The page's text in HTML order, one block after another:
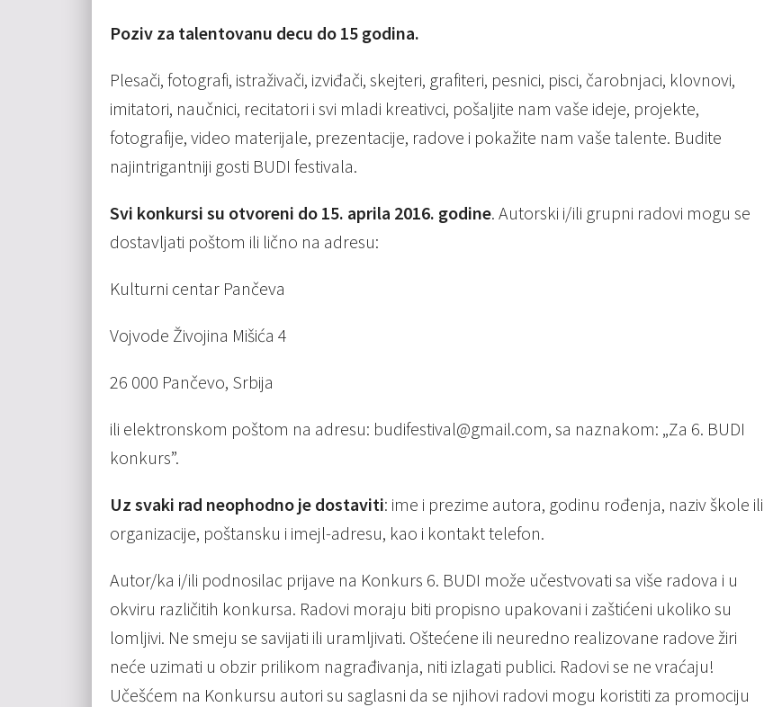
Poziv za talentovanu decu do 15 godina.
Plesači, fotografi, istraživači, izviđači, skejteri, grafiteri, pesnici, pisci, čarobnjaci, klovnovi,
imitatori, naučnici, recitatori i svi mladi kreativci, pošaljite nam vaše ideje, projekte,
fotografije, video materijale, prezentacije, radove i pokažite nam vaše talente. Budite
najintrigantniji gosti BUDI festivala.
Svi konkursi su otvoreni do 15. aprila 2016. godine. Autorski i/ili grupni radovi mogu se
dostavljati poštom ili lično na adresu:
Kulturni centar Pančeva
Vojvode Živojina Mišića 4
26 000 Pančevo, Srbija
ili elektronskom poštom na adresu: budifestival@gmail.com, sa naznakom: „Za 6. BUDI
konkurs”.
Uz svaki rad neophodno je dostaviti: ime i prezime autora, godinu rođenja, naziv škole ili
organizacije, poštansku i imejl-adresu, kao i kontakt telefon.
Autor/ka i/ili podnosilac prijave na Konkurs 6. BUDI može učestvovati sa više radova i u
okviru različitih konkursa. Radovi moraju biti propisno upakovani i zaštićeni ukoliko su
lomljivi. Ne smeju se savijati ili uramljivati. Oštećene ili neuredno realizovane radove žiri
neće uzimati u obzir prilikom nagrađivanja, niti izlagati publici. Radovi se ne vraćaju!
Učešćem na Konkursu autori su saglasni da se njihovi radovi mogu koristiti za promociju